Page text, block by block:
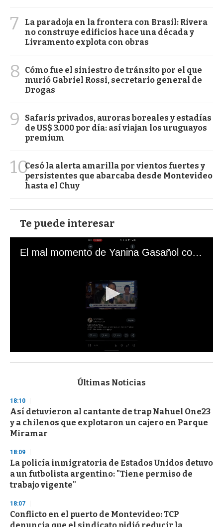
7
La paradoja en la frontera con Brasil: Rivera
no construye edificios hace una década y
Livramento explota con obras
8
Cómo fue el siniestro de tránsito por el que
murió Gabriel Rossi, secretario general de
Drogas
9
Safaris privados, auroras boreales y estadías
de US$ 3.000 por día: así viajan los uruguayos
premium
10Cesó la alerta amarilla por vientos fuertes y
persistentes que abarcaba desde Montevideo
hasta el Chuy
Te puede interesar
El mal momento de Yanina Gasañol con un hincha argentino en "Subrayado"
s
d
s
o
f
3
s
e
c
o
n
Últimas Noticias
18:10
Así detuvieron al cantante de trap Nahuel One23
y a chilenos que explotaron un cajero en Parque
Miramar
18:09
La policía inmigratoria de Estados Unidos detuvo
a un futbolista argentino: "Tiene permiso de
trabajo vigente"
18:07
Conflicto en el puerto de Montevideo: TCP
denuncia que el sindicato pidió reducir la